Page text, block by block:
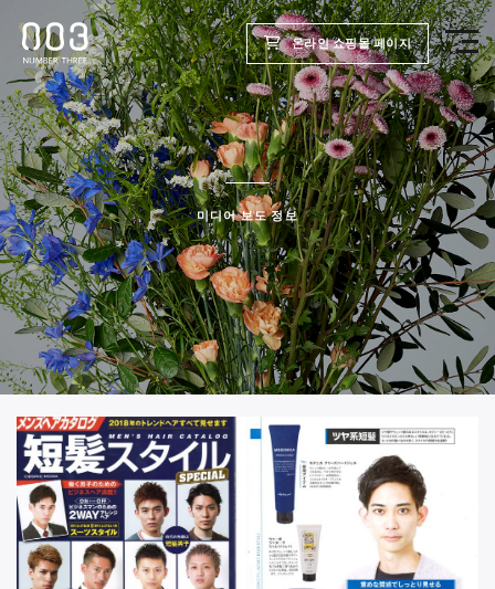
온라인 쇼핑몰 페이지
미디어 보도 정보
TOP
제품
웰빙 리포트
미용실용
회사
연락처